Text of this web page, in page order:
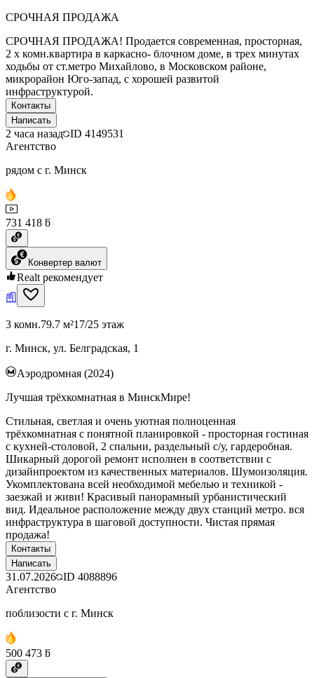
СРОЧНАЯ ПРОДАЖА
СРОЧНАЯ ПРОДАЖА! Продается современная, просторная,
2 х комн.квартира в каркасно- блочном доме, в трех минутах
ходьбы от ст.метро Михайлово, в Московском районе,
микрорайон Юго-запад, с хорошей развитой
инфраструктурой.
Контакты
Написать
2 часа назад ID 4149531
Агентство
рядом с г. Минск
731 418 ƃ
Конвертер валют
Realt рекомендует
3 комн.79.7 м²17/25 этаж
г. Минск, ул. Белградская, 1
Аэродромная (2024)
Лучшая трёхкомнатная в МинскМире!
Стильная, светлая и очень уютная полноценная
трёхкомнатная с понятной планировкой - просторная гостиная
с кухней-столовой, 2 спальни, раздельный с/у, гардеробная.
Шикарный дорогой ремонт исполнен в соответствии с
дизайнпроектом из качественных материалов. Шумоизоляция.
Укомплектована всей необходимой мебелью и техникой -
заезжай и живи! Красивый панорамный урбанистический
вид. Идеальное расположение между двух станций метро. вся
инфраструктура в шаговой доступности. Чистая прямая
продажа!
Контакты
Написать
31.07.2026 ID 4088896
Агентство
поблизости с г. Минск
500 473 ƃ